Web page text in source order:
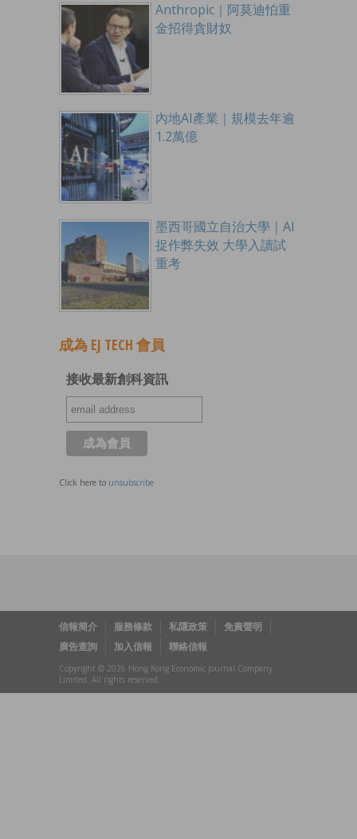
Anthropic｜阿莫迪怕重
金招得貪財奴
內地AI產業｜規模去年逾
1.2萬億
墨西哥國立自治大學｜AI
捉作弊失效 大學入讀試
重考
成為 EJ TECH 會員
接收最新創科資訊
Click here to unsubscribe
信報簡介 服務條款 私隱政策
免責聲明
廣告查詢
加入信報 聯絡信報
Copyright © 2026 Hong Kong Economic Journal Company
Limited. All rights reserved.